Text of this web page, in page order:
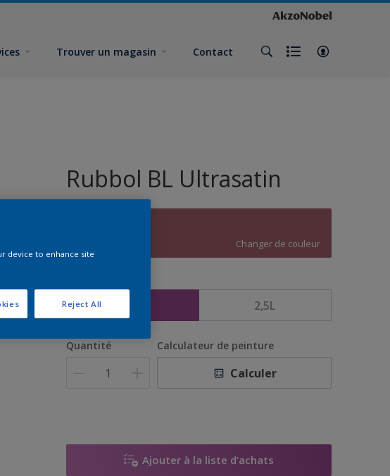
Trouver un magasin Contact
Rubbol BL Ultrasatin
Changer de couleur
2,5L
Quantité Calculateur de peinture
Calculer
Ajouter à la liste d’achats
device to enhance site
Reject All